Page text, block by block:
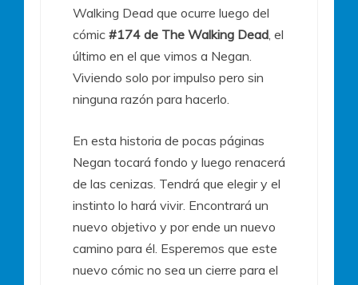
Walking Dead que ocurre luego del
cómic #174 de The Walking Dead , el
último en el que vimos a Negan.
Viviendo solo por impulso pero sin
ninguna razón para hacerlo.
En esta historia de pocas páginas
Negan tocará fondo y luego renacerá
de las cenizas. Tendrá que elegir y el
instinto lo hará vivir. Encontrará un
nuevo objetivo y por ende un nuevo
camino para él. Esperemos que este
nuevo cómic no sea un cierre para el